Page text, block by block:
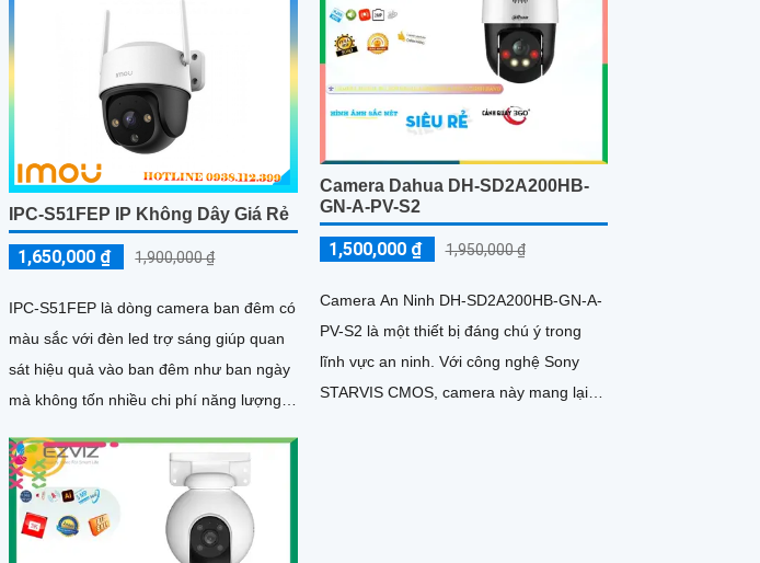
IPC-S51FEP IP Không Dây Giá Rẻ
1,650,000 ₫ 1,900,000 ₫
IPC-S51FEP là dòng camera ban đêm có
màu sắc với đèn led trợ sáng giúp quan
sát hiệu quả vào ban đêm như ban ngày
mà không tốn nhiều chi phí năng lượng.
Camera Dahua DH-SD2A200HB-
GN-A-PV-S2
1,500,000 ₫ 1,950,000 ₫
Camera An Ninh DH-SD2A200HB-GN-A-
PV-S2 là một thiết bị đáng chú ý trong
lĩnh vực an ninh. Với công nghệ Sony
STARVIS CMOS, camera này mang lại